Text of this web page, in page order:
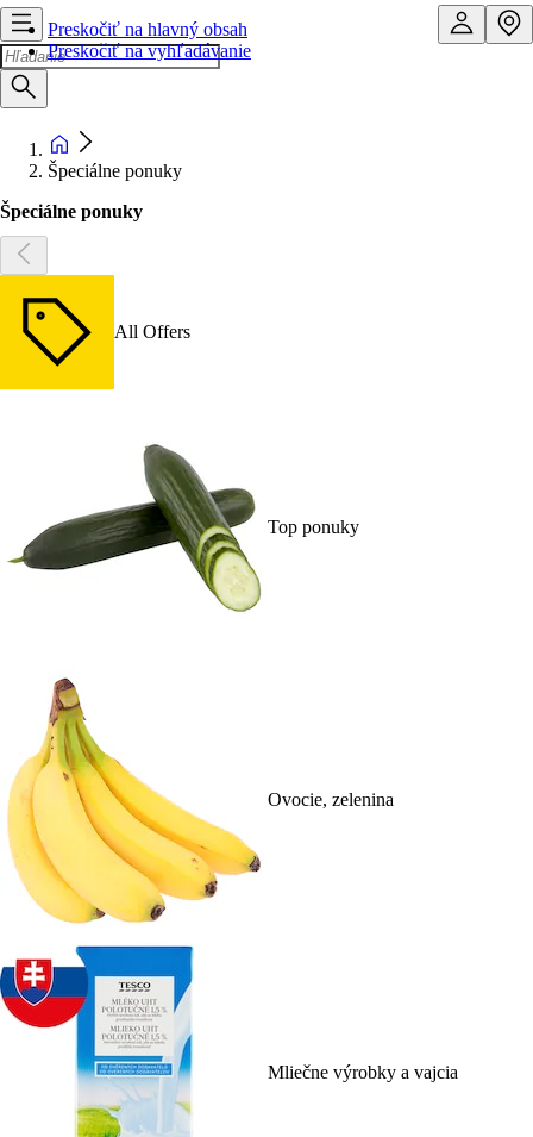
Preskočiť na hlavný obsah
Preskočiť na vyhľadávanie
Špeciálne ponuky
Špeciálne ponuky
All Offers
Top ponuky
Ovocie, zelenina
Mliečne výrobky a vajcia